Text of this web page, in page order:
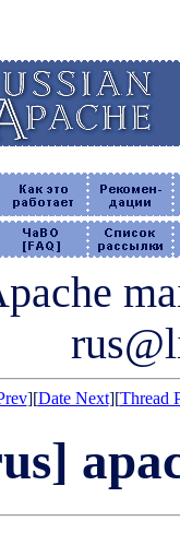
][Date Next][Thread